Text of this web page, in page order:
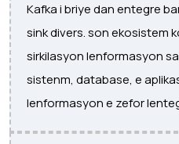
Kafka i briye dan entegre
sink divers. son ekosistem
sirkilasyon lenformasyon
sistenm, database, e
lenformasyon e zefor